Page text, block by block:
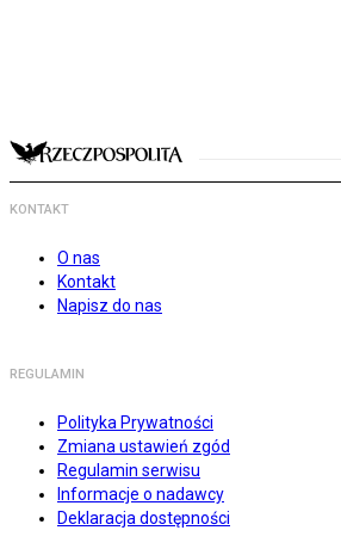
KONTAKT
O nas
Kontakt
Napisz do nas
REGULAMIN
Polityka Prywatności
Zmiana ustawień zgód
Regulamin serwisu
Informacje o nadawcy
Deklaracja dostępności